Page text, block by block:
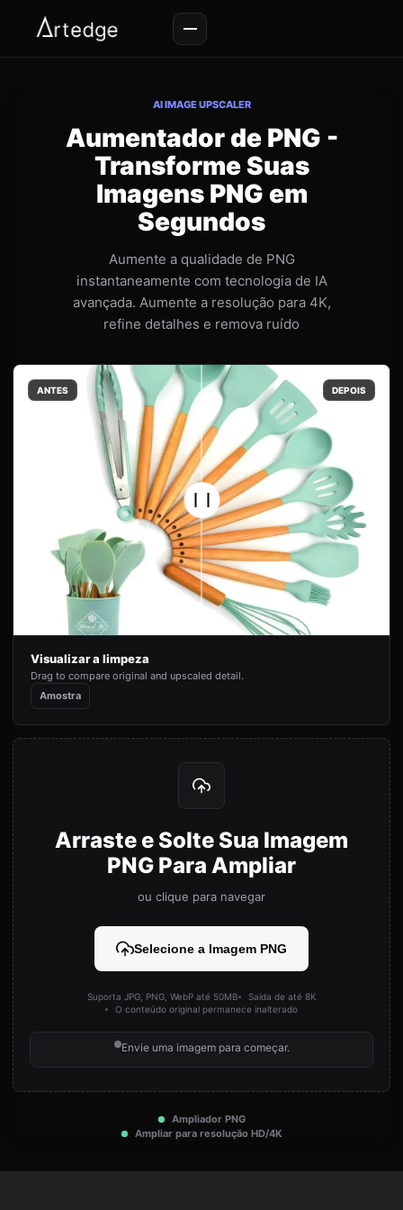
AI IMAGE UPSCALER
Aumentador de PNG -
Transforme Suas
Imagens PNG em
Segundos
Aumente a qualidade de PNG
instantaneamente com tecnologia de IA
avançada. Aumente a resolução para 4K,
refine detalhes e remova ruído
ANTES DEPOIS
Visualizar a limpeza
Drag to compare original and upscaled detail.
Amostra
Arraste e Solte Sua Imagem
PNG Para Ampliar
ou clique para navegar
Selecione a Imagem PNG
Suporta JPG, PNG, WebP até 50MB
Saída de até 8K
O conteúdo original permanece inalterado
Envie uma imagem para começar.
Ampliador PNG
Ampliar para resolução HD/4K